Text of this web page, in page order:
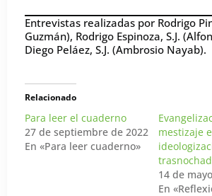
Entrevistas realizadas por Rodrigo
Guzmán), Rodrigo Espinoza, S.J.
Diego Peláez, S.J. (Ambrosio Nayab).
Relacionado
Para leer el cuaderno
27 de septiembre de 2022
En «Para leer cuaderno»
mestizaje e
14 de
En